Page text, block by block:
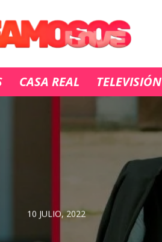
CASA REAL TELEVISIÓN
10 JULIO, 2022